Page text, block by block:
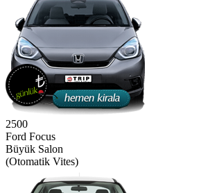
2500
Ford Focus
Büyük Salon
(Otomatik Vites)